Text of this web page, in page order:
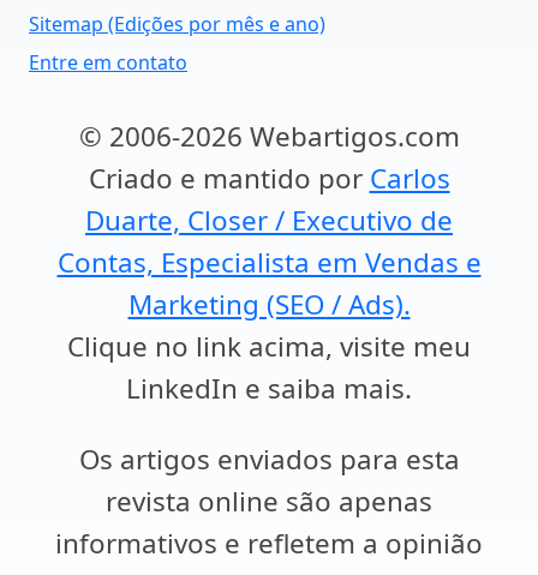
Sitemap (Edições por mês e ano)
Entre em contato
© 2006-2026 Webartigos.com
Criado e mantido por Carlos
Duarte, Closer / Executivo de
Contas, Especialista em Vendas e
Marketing (SEO / Ads).
Clique no link acima, visite meu
LinkedIn e saiba mais.
Os artigos enviados para esta
revista online são apenas
informativos e refletem a opinião